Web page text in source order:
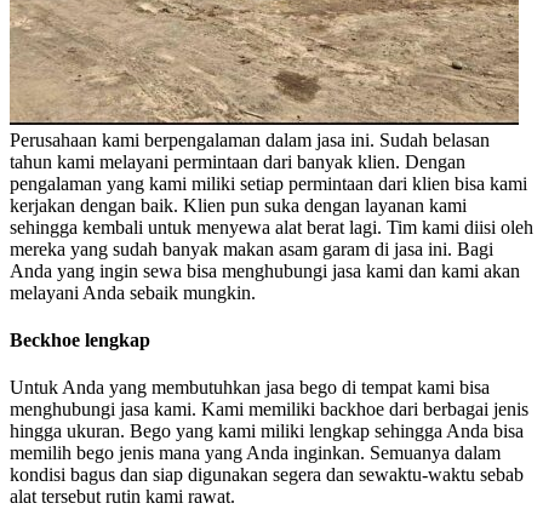
Perusahaan kami berpengalaman dalam jasa ini. Sudah belasan
tahun kami melayani permintaan dari banyak klien. Dengan
pengalaman yang kami miliki setiap permintaan dari klien bisa kami
kerjakan dengan baik. Klien pun suka dengan layanan kami
sehingga kembali untuk menyewa alat berat lagi. Tim kami diisi oleh
mereka yang sudah banyak makan asam garam di jasa ini. Bagi
Anda yang ingin sewa bisa menghubungi jasa kami dan kami akan
melayani Anda sebaik mungkin.
Beckhoe lengkap
Untuk Anda yang membutuhkan jasa bego di tempat kami bisa
menghubungi jasa kami. Kami memiliki backhoe dari berbagai jenis
hingga ukuran. Bego yang kami miliki lengkap sehingga Anda bisa
memilih bego jenis mana yang Anda inginkan. Semuanya dalam
kondisi bagus dan siap digunakan segera dan sewaktu-waktu sebab
alat tersebut rutin kami rawat.